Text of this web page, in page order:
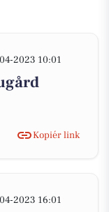
2023 10:01
Kopiér link
2023 16:01